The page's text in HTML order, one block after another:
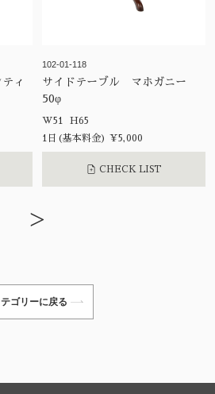
ィ
102-01-118
サイドテーブル マホガニー
50φ
W51 H65
1日(基本料金) ¥5,000
CHECK LIST
>
ゴリーに戻る